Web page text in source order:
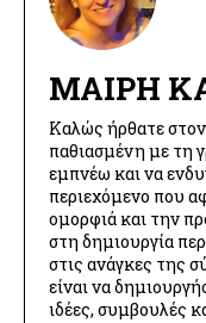
ΜΑΊΡΗ
Καλώς ήρθατε
παθιασμένη με τη
εμπνέω και να
περιεχόμενο που
ομορφιά και την
στη δημιουργία
στις ανάγκες της
είναι να
ιδέες, συμβουλές